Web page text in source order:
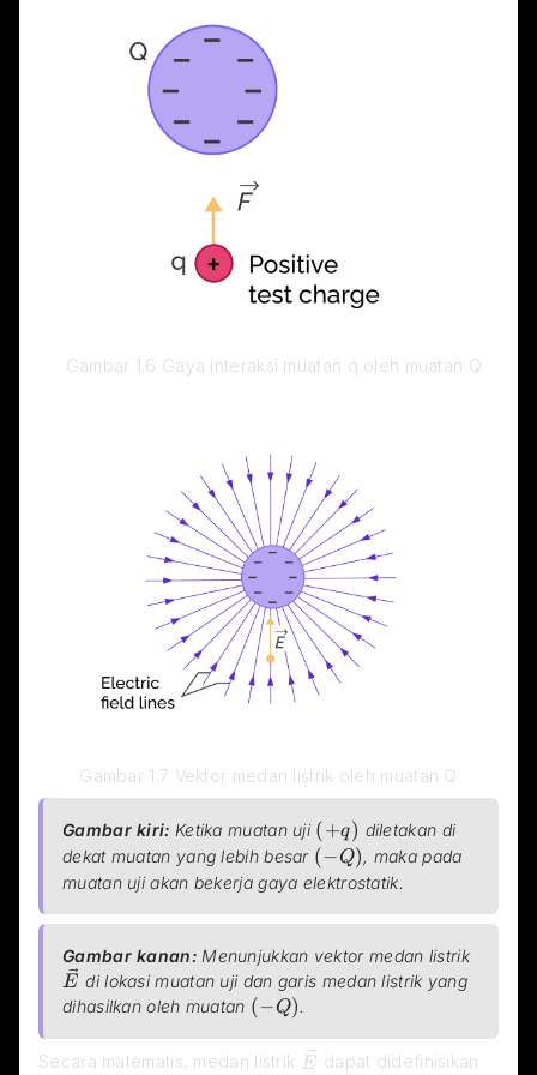
  Gambar 1.6 Gaya interaksi muatan q oleh muatan Q
Gambar 1.7 Vektor medan listrik oleh muatan Q
Gambar kiri: Ketika muatan uji (+q)
(+q) diletakan di
dekat muatan yang lebih besar (-Q)
(−Q), maka pada
muatan uji akan bekerja gaya elektrostatik.
Gambar kanan: Menunjukkan vektor medan listrik
E di lokasi muatan uji dan garis medan listrik yang
dihasilkan oleh muatan (-Q)
(−Q).
Secara matematis, medan listrik \vec{E}
E dapat didefinisikan